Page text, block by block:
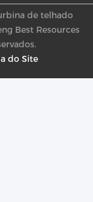
do Site
de telhado
Best Resources